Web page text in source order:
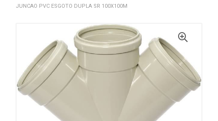
JUNCAO PVC ESGOTO DUPLA SR 100X100M